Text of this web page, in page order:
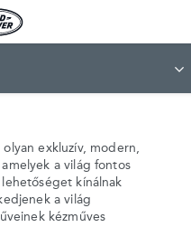
HOUSE
exkluzív, modern,
a világ fontos
kínálnak
a világ
kézműves